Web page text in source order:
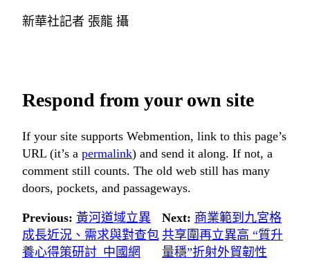
新華社記者 張龍 攝
Respond from your own site
If your site supports Webmention, link to this page’s
URL (it’s a permalink) and send it along. If not, a
comment still counts. The old web still has many
doors, pockets, and passageways.
Previous: 黃河道域立異
成長近況、需求與對查包
養心得策研討_中國網
Next: 商業範到九宮格
共享圍再立異高 “質升
量穩”折射外貿韌性